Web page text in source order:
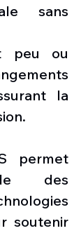
sans
peu ou
la
permet
des
soutenir